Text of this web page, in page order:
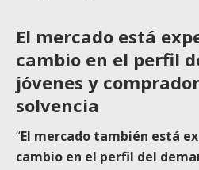
El mercado está
cambio en el perfil
jóvenes y
solvencia
“El mercado también está
cambio en el perfil del